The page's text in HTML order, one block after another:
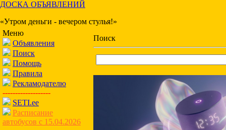
ДОСКА ОБЪЯВЛЕНИЙ
«Утром деньги - вечером стулья!»
Меню
Объявления
Поиск
Помощь
Правила
Рекламодателю
-------------------
SETI.ee
Расписание
автобусов с 15.04.2026
Поиск